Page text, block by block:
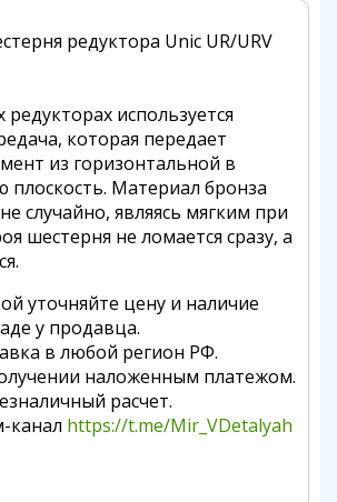
редуктора Unic UR/URV
используется
которая передает
из горизонтальной в
плоскость. Материал бронза
случайно, являясь мягким при
шестерня не ломается сразу, а
уточняйте цену и наличие
у продавца.
в любой регион РФ.
наложенным платежом.
расчет.
канал https://t.me/Mir_VDetalyah